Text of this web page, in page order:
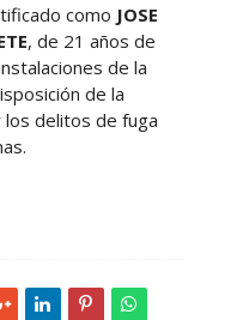
como JOSE
, de 21 años de
de la
de la
delitos de fuga